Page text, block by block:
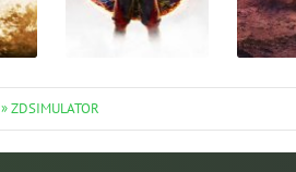
» ZDSIMULATOR